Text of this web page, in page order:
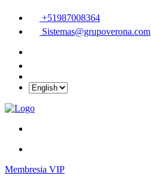
+51987008364
Sistemas@grupoverona.com
Membresia VIP